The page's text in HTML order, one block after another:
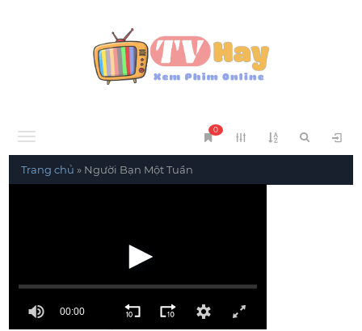
Menu
0
Trang chủ » Người Bạn Một Tuần
00:00